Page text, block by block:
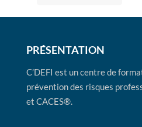
PRÉSENTATION
C’DEFI est un centre de
prévention des risques
et CACES®.